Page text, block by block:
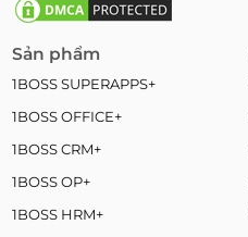
Sản phẩm
1BOSS SUPERAPPS+
1BOSS OFFICE+
1BOSS CRM+
1BOSS OP+
1BOSS HRM+